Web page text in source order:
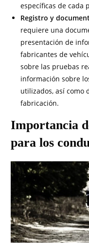
específicas de cada
Registro y
requiere una
presentación de
fabricantes de
sobre las pruebas
información sobre
utilizados, así como
fabricación.
Importancia
para los